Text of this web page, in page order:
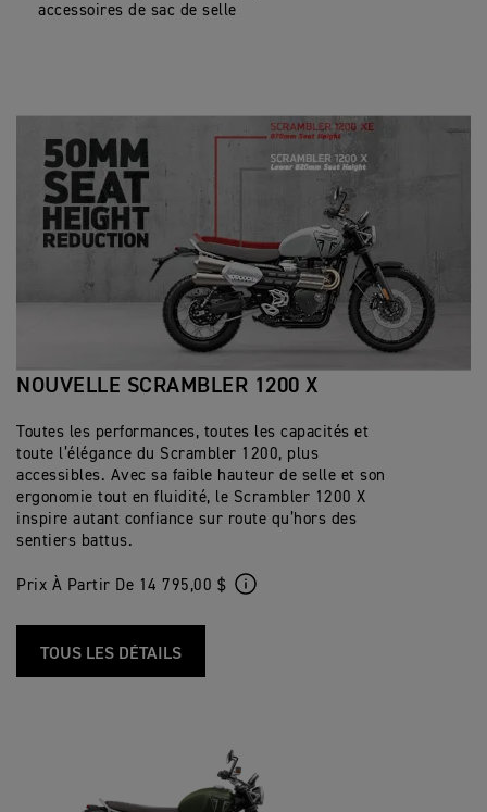
accessoires de sac de selle
NOUVELLE SCRAMBLER 1200 X
Toutes les performances, toutes les capacités et
toute l’élégance du Scrambler 1200, plus
accessibles. Avec sa faible hauteur de selle et son
ergonomie tout en fluidité, le Scrambler 1200 X
inspire autant confiance sur route qu’hors des
sentiers battus.
Prix À Partir De 14 795,00 $
TOUS LES DÉTAILS